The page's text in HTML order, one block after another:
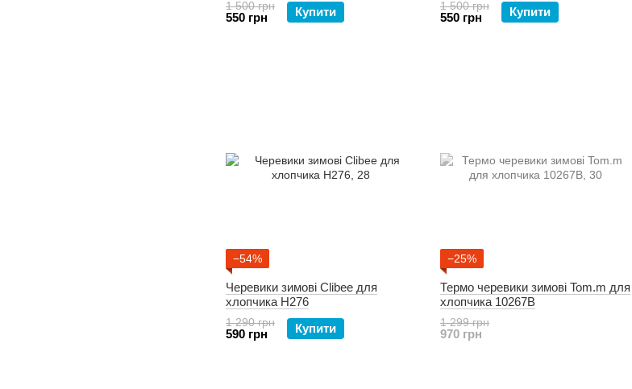
1 500 грн
550 грн Купити 1 500 грн
550 грн Купити
−54%
Черевики зимові Clibee для
хлопчика H276
1 290 грн
590 грн Купити
−25%
Термо черевики зимові Tom.m для
хлопчика 10267B
1 299 грн
970 грн